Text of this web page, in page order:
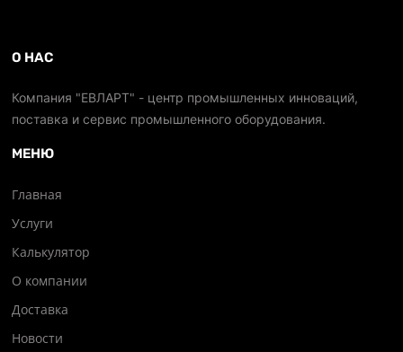
О НАС
Компания "ЕВЛАРТ" - центр промышленных инноваций,
поставка и сервис промышленного оборудования.
МЕНЮ
Главная
Услуги
Калькулятор
О компании
Доставка
Новости